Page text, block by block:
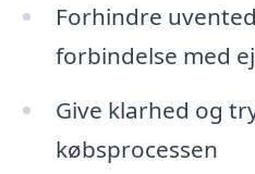
Forhindre
forbindelse med
Give klarhed og
købsprocessen